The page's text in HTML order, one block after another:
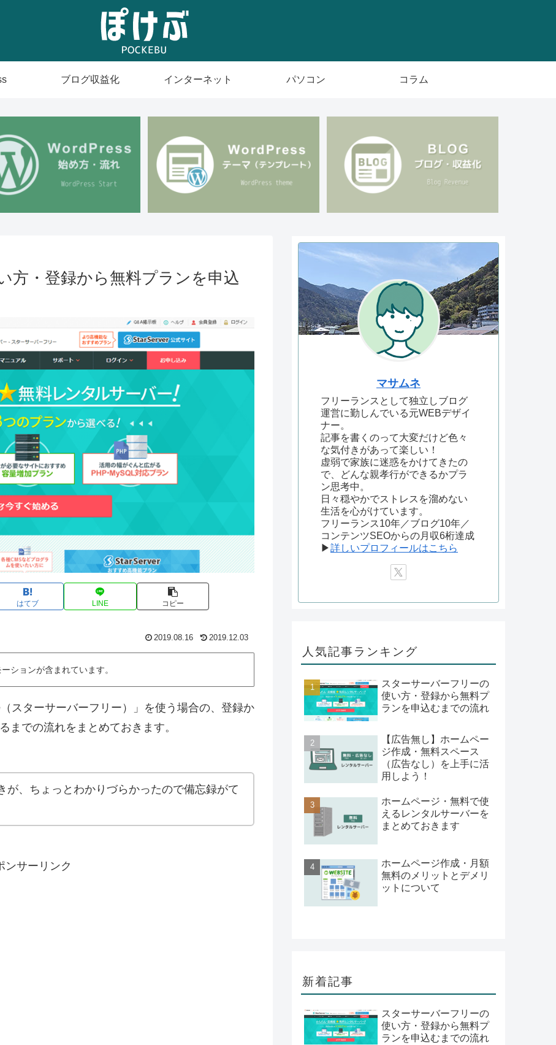
ブログ収益化 インターネット パソコン コラム
方・登録から無料プランを申込
はてブ LINE コピー
2019.08.16 2019.12.03
ションが含まれています。
スターサーバーフリー）」を使う場合の、登録か
までの流れをまとめておきます。
が、ちょっとわかりづらかったので備忘録がて
ンサーリンク
マサムネ
フリーランスとして独立しブログ
運営に勤しんでいる元WEBデザイ
ナー。
記事を書くのって大変だけど色々
な気付きがあって楽しい！
虚弱で家族に迷惑をかけてきたの
で、どんな親孝行ができるかプラ
ン思考中。
日々穏やかでストレスを溜めない
生活を心がけています。
フリーランス10年／ブログ10年／
コンテンツSEOからの月収6桁達成
▶詳しいプロフィールはこちら
人気記事ランキング
スターサーバーフリーの
使い方・登録から無料プ
ランを申込むまでの流れ
【広告無し】ホームペー
ジ作成・無料スペース
（広告なし）を上手に活
用しよう！
ホームページ・無料で使
えるレンタルサーバーを
まとめておきます
ホームページ作成・月額
無料のメリットとデメリ
ットについて
新着記事
スターサーバーフリーの
使い方・登録から無料プ
ランを申込むまでの流れ